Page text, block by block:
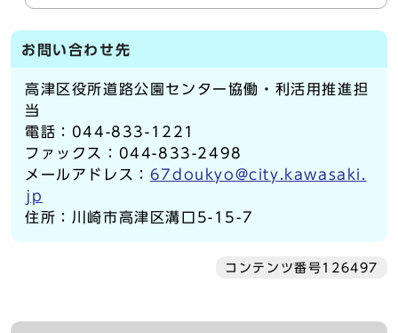
お問い合わせ先
高津区役所道路公園センター協働・利活用推進担
当
電話：044-833-1221
ファックス：044-833-2498
メールアドレス： 67doukyo@city.kawasaki.
jp
住所：川崎市高津区溝口5-15-7
コンテンツ番号126497